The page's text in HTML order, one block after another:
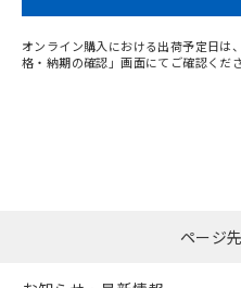
オンライン購入における出荷予定日は
格・納期の確認」画面にてご確認くださ
ページ